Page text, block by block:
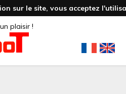
sur le site, vous acceptez
plaisir !